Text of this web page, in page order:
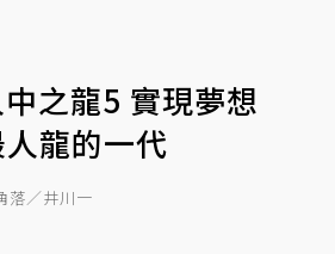
之龍5 實現夢想
人龍的一代
落／井川一